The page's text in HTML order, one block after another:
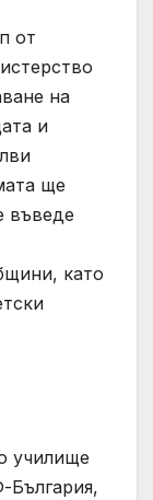
от
на
и
ще
въведе
като
училище